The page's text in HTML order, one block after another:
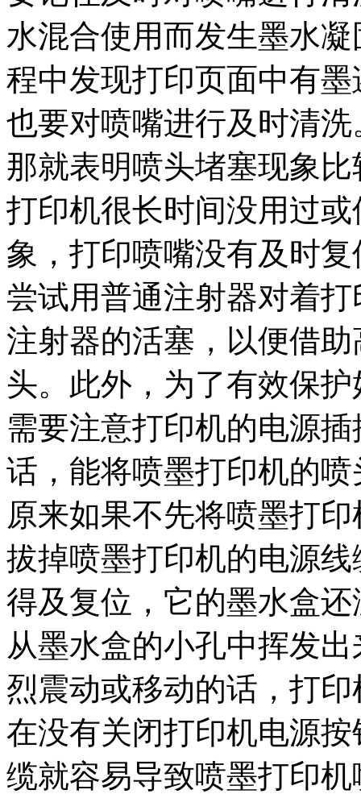
水混合使用而发生墨水
程中发现打印页面中有
也要对喷嘴进行及时清
那就表明喷头堵塞现象
打印机很长时间没用过
象，打印喷嘴没有及时
尝试用普通注射器对着
注射器的活塞，以便借
头。此外，为了有效保
需要注意打印机的电源
话，能将喷墨打印机的
原来如果不先将喷墨打
拔掉喷墨打印机的电源
得及复位，它的墨水盒
从墨水盒的小孔中挥发
烈震动或移动的话，打
在没有关闭打印机电源
缆就容易导致喷墨打印